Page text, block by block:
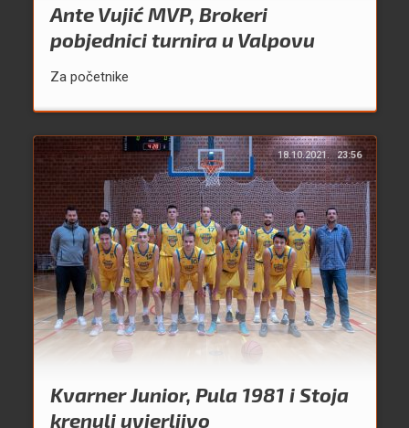
Ante Vujić MVP, Brokeri
pobjednici turnira u Valpovu
Za početnike
18.10.2021. 23:56
Kvarner Junior, Pula 1981 i Stoja
krenuli uvjerljivo